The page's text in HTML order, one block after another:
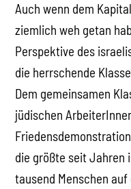
Auch wenn dem
ziemlich weh getan
Perspektive des
die herrschende
Dem gemeinsamen
jüdischen
die größte seit Jahren
tausend Menschen